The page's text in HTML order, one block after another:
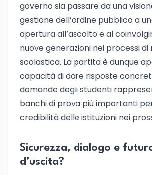
governo sia passare da una
gestione dell’ordine pubblico a
apertura all’ascolto e al
nuove generazioni nei processi
scolastica. La partita è dunque
capacità di dare risposte
domande degli studenti
banchi di prova più importanti
credibilità delle istituzioni nei
Sicurezza, dialogo e
d’uscita?